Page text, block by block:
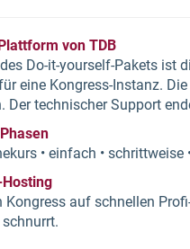
von TDB
Do-it-yourself-Pakets ist
eine Kongress-Instanz.
Der technischer Support
• einfach •
Kongress auf schnellen